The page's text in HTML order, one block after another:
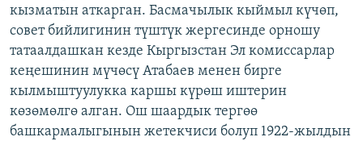
кызматын аткарган. Басмачылык кыймыл күчөп,
совет бийлигинин түштүк жергесинде орношу
татаалдашкан кезде Кыргызстан Эл комиссарлар
кеңешинин мүчөсү Атабаев менен бирге
кылмыштуулукка каршы күрөш иштерин
көзөмөлгө алган. Ош шаардык тергөө
башкармалыгынын жетекчиси болуп 1922-жылдын